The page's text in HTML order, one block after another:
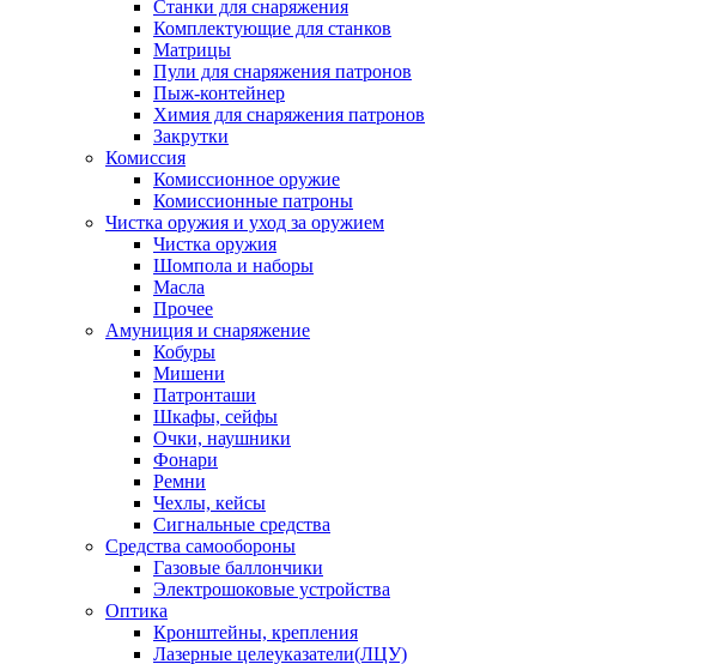
Станки для снаряжения
Комплектующие для станков
Матрицы
Пули для снаряжения патронов
Пыж-контейнер
Химия для снаряжения патронов
Закрутки
Комиссия
Комиссионное оружие
Комиссионные патроны
Чистка оружия и уход за оружием
Чистка оружия
Шомпола и наборы
Масла
Прочее
Амуниция и снаряжение
Кобуры
Мишени
Патронташи
Шкафы, сейфы
Очки, наушники
Фонари
Ремни
Чехлы, кейсы
Сигнальные средства
Средства самообороны
Газовые баллончики
Электрошоковые устройства
Оптика
Кронштейны, крепления
Лазерные целеуказатели(ЛЦУ)